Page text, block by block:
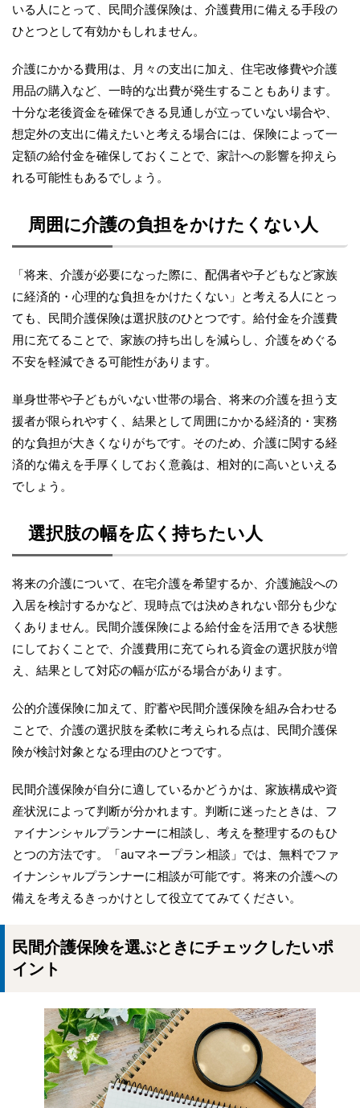
いる人にとって、民間介護保険は、介護費用に備える手段の
ひとつとして有効かもしれません。
介護にかかる費用は、月々の支出に加え、住宅改修費や介護
用品の購入など、一時的な出費が発生することもあります。
十分な老後資金を確保できる見通しが立っていない場合や、
想定外の支出に備えたいと考える場合には、保険によって一
定額の給付金を確保しておくことで、家計への影響を抑えら
れる可能性もあるでしょう。
周囲に介護の負担をかけたくない人
「将来、介護が必要になった際に、配偶者や子どもなど家族
に経済的・心理的な負担をかけたくない」と考える人にとっ
ても、民間介護保険は選択肢のひとつです。給付金を介護費
用に充てることで、家族の持ち出しを減らし、介護をめぐる
不安を軽減できる可能性があります。
単身世帯や子どもがいない世帯の場合、将来の介護を担う支
援者が限られやすく、結果として周囲にかかる経済的・実務
的な負担が大きくなりがちです。そのため、介護に関する経
済的な備えを手厚くしておく意義は、相対的に高いといえる
でしょう。
選択肢の幅を広く持ちたい人
将来の介護について、在宅介護を希望するか、介護施設への
入居を検討するかなど、現時点では決めきれない部分も少な
くありません。民間介護保険による給付金を活用できる状態
にしておくことで、介護費用に充てられる資金の選択肢が増
え、結果として対応の幅が広がる場合があります。
公的介護保険に加えて、貯蓄や民間介護保険を組み合わせる
ことで、介護の選択肢を柔軟に考えられる点は、民間介護保
険が検討対象となる理由のひとつです。
民間介護保険が自分に適しているかどうかは、家族構成や資
産状況によって判断が分かれます。判断に迷ったときは、フ
ァイナンシャルプランナーに相談し、考えを整理するのもひ
とつの方法です。「auマネープラン相談」では、無料でファ
イナンシャルプランナーに相談が可能です。将来の介護への
備えを考えるきっかけとして役立ててみてください。
民間介護保険を選ぶときにチェックしたいポ
イント